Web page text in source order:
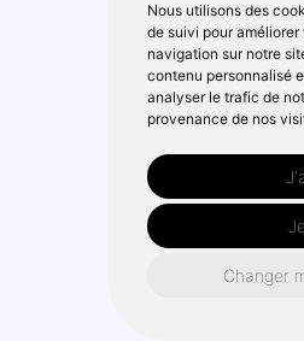
Nous utilisons des
de suivi pour
navigation sur notre
contenu personnalisé
analyser le trafic de
provenance de nos
Changer